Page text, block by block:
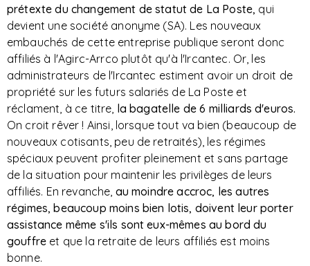
prétexte du changement de statut de La Poste, qui
devient une société anonyme (SA). Les nouveaux
embauchés de cette entreprise publique seront donc
affiliés à l'Agirc-Arrco plutôt qu'à l'Ircantec. Or, les
administrateurs de l'Ircantec estiment avoir un droit de
propriété sur les futurs salariés de La Poste et
réclament, à ce titre, la bagatelle de 6 milliards d'euros.
On croit rêver ! Ainsi, lorsque tout va bien (beaucoup de
nouveaux cotisants, peu de retraités), les régimes
spéciaux peuvent profiter pleinement et sans partage
de la situation pour maintenir les privilèges de leurs
affiliés. En revanche, au moindre accroc, les autres
régimes, beaucoup moins bien lotis, doivent leur porter
assistance même s'ils sont eux-mêmes au bord du
gouffre et que la retraite de leurs affiliés est moins
bonne.